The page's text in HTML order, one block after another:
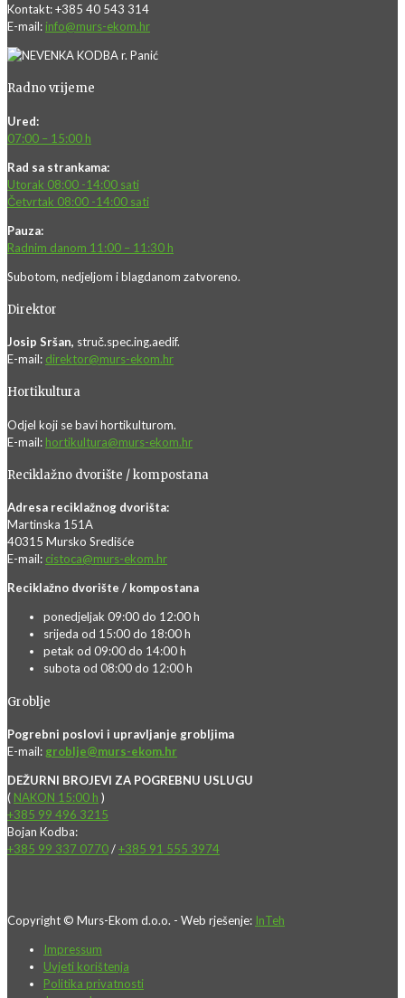
Kontakt: +385 40 543 314
E-mail: info@murs-ekom.hr
Radno vrijeme
Ured:
07:00 – 15:00 h
Rad sa strankama:
Utorak 08:00 -14:00 sati
Četvrtak 08:00 -14:00 sati
Pauza:
Radnim danom 11:00 – 11:30 h
Subotom, nedjeljom i blagdanom zatvoreno.
Direktor
Josip Sršan, struč.spec.ing.aedif.
E-mail: direktor@murs-ekom.hr
Hortikultura
Odjel koji se bavi hortikulturom.
E-mail: hortikultura@murs-ekom.hr
Reciklažno dvorište / kompostana
Adresa reciklažnog dvorišta:
Martinska 151A
40315 Mursko Središće
E-mail: cistoca@murs-ekom.hr
Reciklažno dvorište / kompostana
ponedjeljak 09:00 do 12:00 h
srijeda od 15:00 do 18:00 h
petak od 09:00 do 14:00 h
subota od 08:00 do 12:00 h
Groblje
Pogrebni poslovi i upravljanje grobljima
E-mail: groblje@murs-ekom.hr
DEŽURNI BROJEVI ZA POGREBNU USLUGU
( NAKON 15:00 h )
+385 99 496 3215
Bojan Kodba:
+385 99 337 0770/+385 91 555 3974
Copyright © Murs-Ekom d.o.o. - Web rješenje: InTeh
Impressum
Uvjeti korištenja
Politika privatnosti